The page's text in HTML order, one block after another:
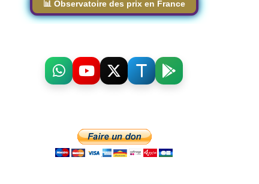
📊 Observatoire des prix en France